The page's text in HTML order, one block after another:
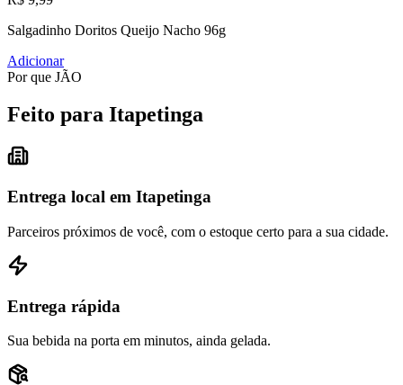
Salgadinho Doritos Queijo Nacho 96g
Adicionar
Por que JÃO
Feito para Itapetinga
Entrega local em Itapetinga
Parceiros próximos de você, com o estoque certo para a sua cidade.
Entrega rápida
Sua bebida na porta em minutos, ainda gelada.